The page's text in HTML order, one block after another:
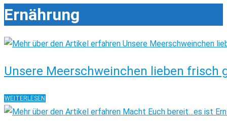
durchsuchen
Ernährung
Unsere Meerschweinchen lieben frisch
WEITERLESENUNSERE
LIEBEN